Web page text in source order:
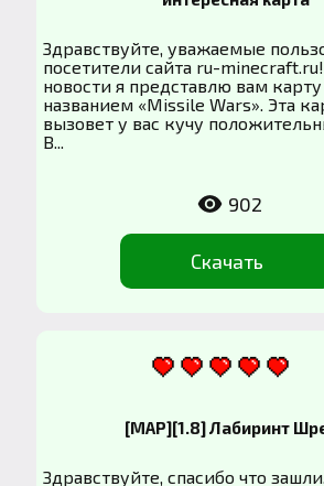
Здравствуйте, уважаемые
посетители сайта ru-
новости я представлю вам карту
названием «Missile Wars». Эта
вызовет у вас кучу
В...
Скачать
902
[MAP][1.8] Лабиринт
Здравствуйте, спасибо что